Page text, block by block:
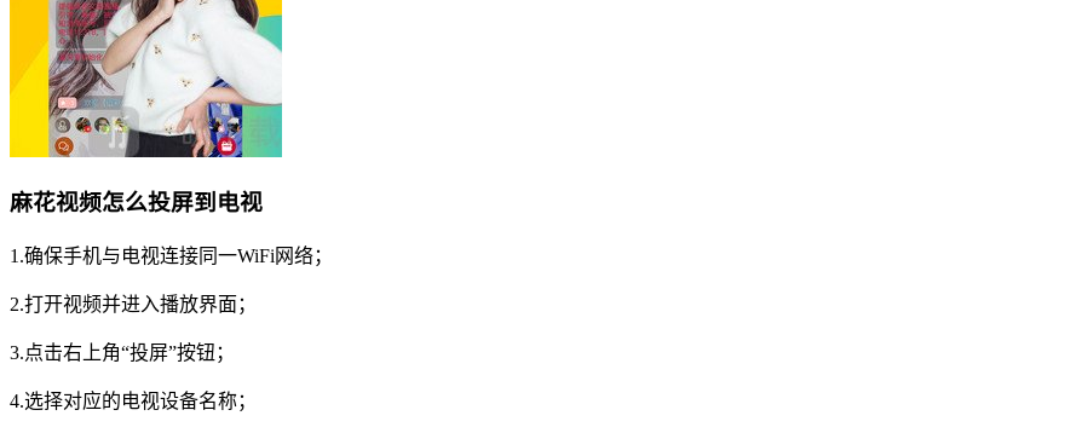
麻花视频怎么投屏到电视
1.确保手机与电视连接同一WiFi网络；
2.打开视频并进入播放界面；
3.点击右上角“投屏”按钮；
4.选择对应的电视设备名称；